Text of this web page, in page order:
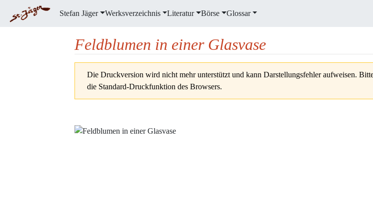
Stefan Jäger Werksverzeichnis Literatur Börse Glossar
Feldblumen in einer Glasvase
Die Druckversion wird nicht mehr unterstützt und kann Darstellungsfehler aufweisen.
die Standard-Druckfunktion des Browsers.